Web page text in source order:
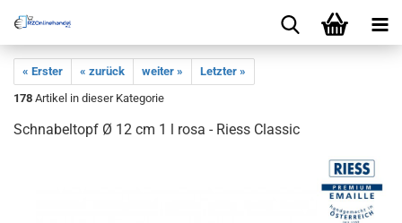
« Erster « zurück weiter »
Letzter »
178 Artikel in dieser Kategorie
Schnabeltopf Ø 12 cm 1 l rosa - Riess Classic